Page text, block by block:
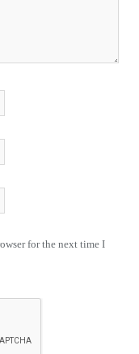
for the next time I